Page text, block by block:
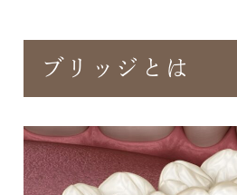
ブリッジとは